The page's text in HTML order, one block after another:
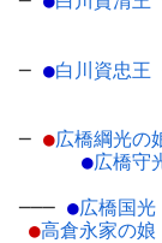
─ ●白川資忠王
─ ●広橋綱光の
●広橋守
─── ●広橋国光
●高倉永家の娘